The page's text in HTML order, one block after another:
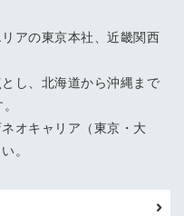
アの東京本社、近畿関西
し、北海道から沖縄まで
オキャリア（東京・大
。